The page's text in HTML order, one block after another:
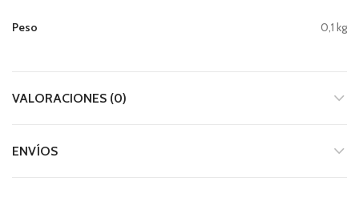
Peso 0,1 kg
VALORACIONES (0)
ENVÍOS